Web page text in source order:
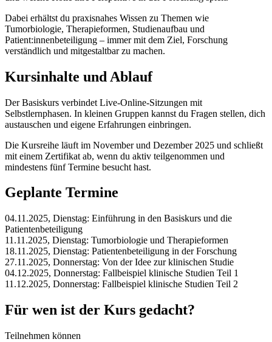
Dabei erhältst du praxisnahes Wissen zu Themen wie
Tumorbiologie, Therapieformen, Studienaufbau und
Patient:innenbeteiligung – immer mit dem Ziel, Forschung
verständlich und mitgestaltbar zu machen.
Kursinhalte und Ablauf
Der Basiskurs verbindet Live-Online-Sitzungen mit
Selbstlernphasen. In kleinen Gruppen kannst du Fragen stellen, dich
austauschen und eigene Erfahrungen einbringen.
Die Kursreihe läuft im November und Dezember 2025 und schließt
mit einem Zertifikat ab, wenn du aktiv teilgenommen und
mindestens fünf Termine besucht hast.
Geplante Termine
04.11.2025, Dienstag: Einführung in den Basiskurs und die
Patientenbeteiligung
11.11.2025, Dienstag: Tumorbiologie und Therapieformen
18.11.2025, Dienstag: Patientenbeteiligung in der Forschung
27.11.2025, Donnerstag: Von der Idee zur klinischen Studie
04.12.2025, Donnerstag: Fallbeispiel klinische Studien Teil 1
11.12.2025, Donnerstag: Fallbeispiel klinische Studien Teil 2
Für wen ist der Kurs gedacht?
Teilnehmen können